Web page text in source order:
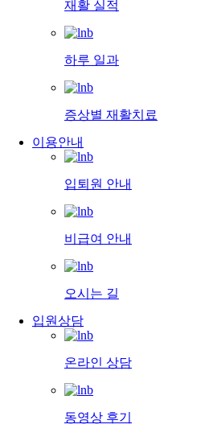
재활 실적
하루 일과
증상별 재활치료
이용안내
입퇴원 안내
비급여 안내
오시는 길
입원상담
온라인 상담
동영상 후기